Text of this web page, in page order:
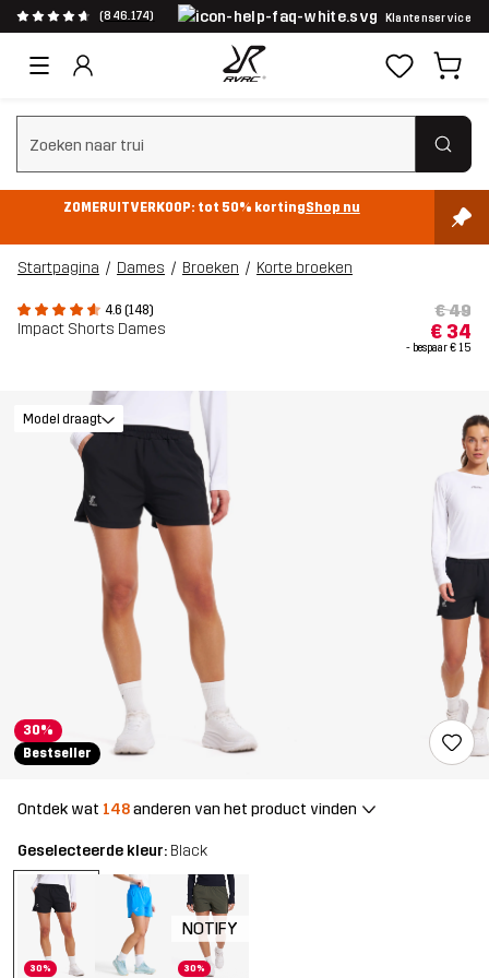
(846.174) Klantenservice
Zoeken wissen
ZOMERUITVERKOOP: tot 50% kortingShop nu
Startpagina Dames Broeken Korte broeken
4.6 (148)
Impact Shorts Dames
€ 49
€ 34
- bespaar€ 15
30%
Bestseller
Model draagt
Ontdek wat 148anderen van het product vinden
Geselecteerde kleur: Black
30% 30%
NOTIFY